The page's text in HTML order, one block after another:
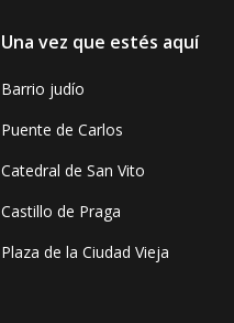
Una vez que estés aquí
Barrio judío
Puente de Carlos
Catedral de San Vito
Castillo de Praga
Plaza de la Ciudad Vieja